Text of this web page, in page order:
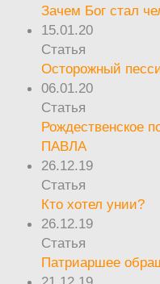
Зачем Бог стал
15.01.20
Статья
Осторожный
06.01.20
Статья
Рождественское
ПАВЛА
26.12.19
Статья
Кто хотел унии?
26.12.19
Статья
Патриаршее